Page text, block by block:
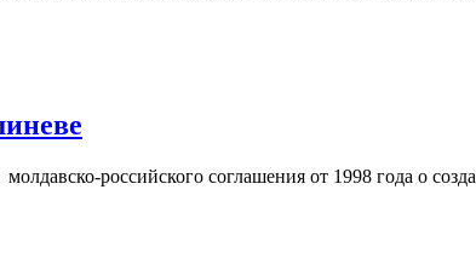
российского соглашения от 1998 года о